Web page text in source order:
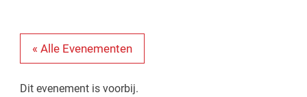
« Alle Evenementen
Dit evenement is voorbij.